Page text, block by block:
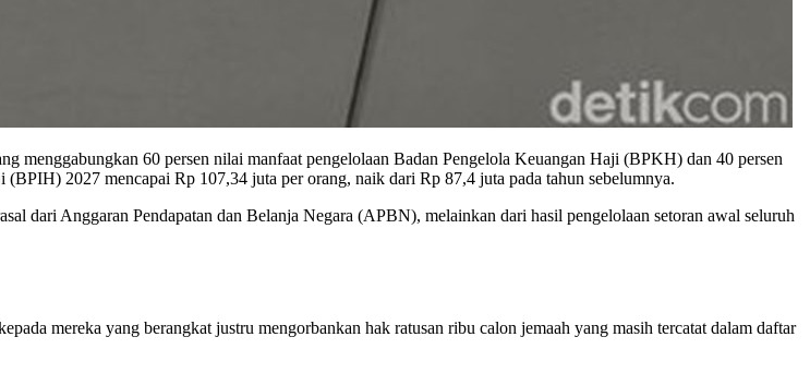
60 persen nilai manfaat pengelolaan Badan Pengelola Keuangan Haji (BPKH) dan 40 persen
2027 mencapai Rp 107,34 juta per orang, naik dari Rp 87,4 juta pada tahun sebelumnya.
dari Anggaran Pendapatan dan Belanja Negara (APBN), melainkan dari hasil pengelolaan setoran awal seluruh
mereka yang berangkat justru mengorbankan hak ratusan ribu calon jemaah yang masih tercatat dalam daftar